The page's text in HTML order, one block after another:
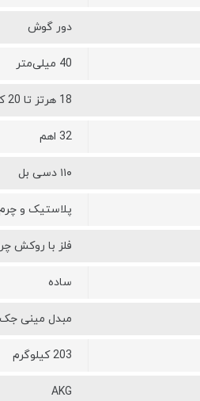
دور گوش
40 میلی‌متر
18 هرتز تا 20 کیلوهرتز
32 اهم
۱۱۰ دسی بل
پلاستیک و
فلز با روکش
ساده
مبدل مینی جک
203 کیلوگرم
AKG